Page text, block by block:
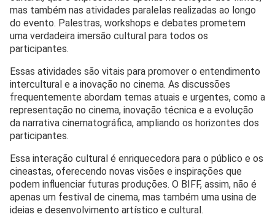
mas também nas atividades paralelas realizadas ao longo
do evento. Palestras, workshops e debates prometem
uma verdadeira imersão cultural para todos os
participantes.
Essas atividades são vitais para promover o entendimento
intercultural e a inovação no cinema. As discussões
frequentemente abordam temas atuais e urgentes, como a
representação no cinema, inovação técnica e a evolução
da narrativa cinematográfica, ampliando os horizontes dos
participantes.
Essa interação cultural é enriquecedora para o público e os
cineastas, oferecendo novas visões e inspirações que
podem influenciar futuras produções. O BIFF, assim, não é
apenas um festival de cinema, mas também uma usina de
ideias e desenvolvimento artístico e cultural.